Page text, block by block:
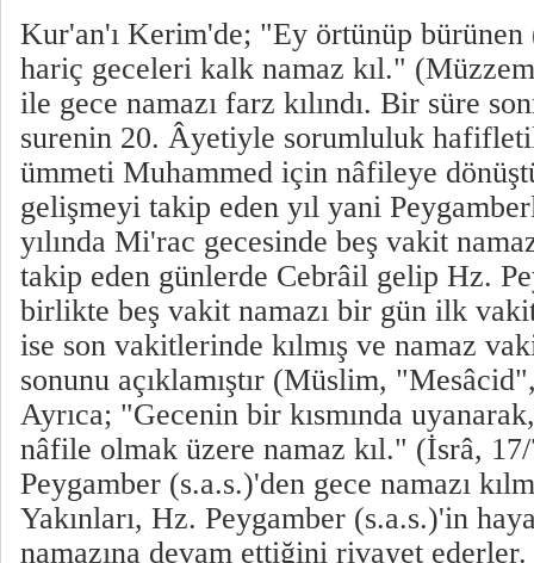
Kur'an'ı Kerim'de; "Ey örtünüp bürünen
hariç geceleri kalk namaz kıl."
ile gece namazı farz kılındı. Bir süre
surenin 20. Âyetiyle sorumluluk
ümmeti Muhammed için nâfileye
gelişmeyi takip eden yıl yani
yılında Mi'rac gecesinde beş vakit
takip eden günlerde Cebrâil gelip Hz.
birlikte beş vakit namazı bir gün ilk
ise son vakitlerinde kılmış ve namaz
sonunu açıklamıştır (Müslim,
Ayrıca; "Gecenin bir kısmında
nâfile olmak üzere namaz kıl." (İsrâ,
Peygamber (s.a.s.)'den gece namazı
Yakınları, Hz. Peygamber (s.a.s.)'in
namazına devam ettiğini rivayet ederler.